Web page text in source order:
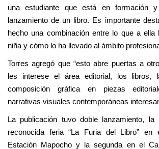
una estudiante que está en formación
lanzamiento de un libro. Es importante
hecho una combinación entre lo que a ella
niña y cómo lo ha llevado al ámbito
Torres agregó que “esto abre puertas a
les interese el área editorial, los libros,
composición gráfica en piezas
narrativas visuales contemporáneas
La publicación tuvo doble lanzamiento,
reconocida feria “La Furia del Libro” en
Estación Mapocho y la segunda en el